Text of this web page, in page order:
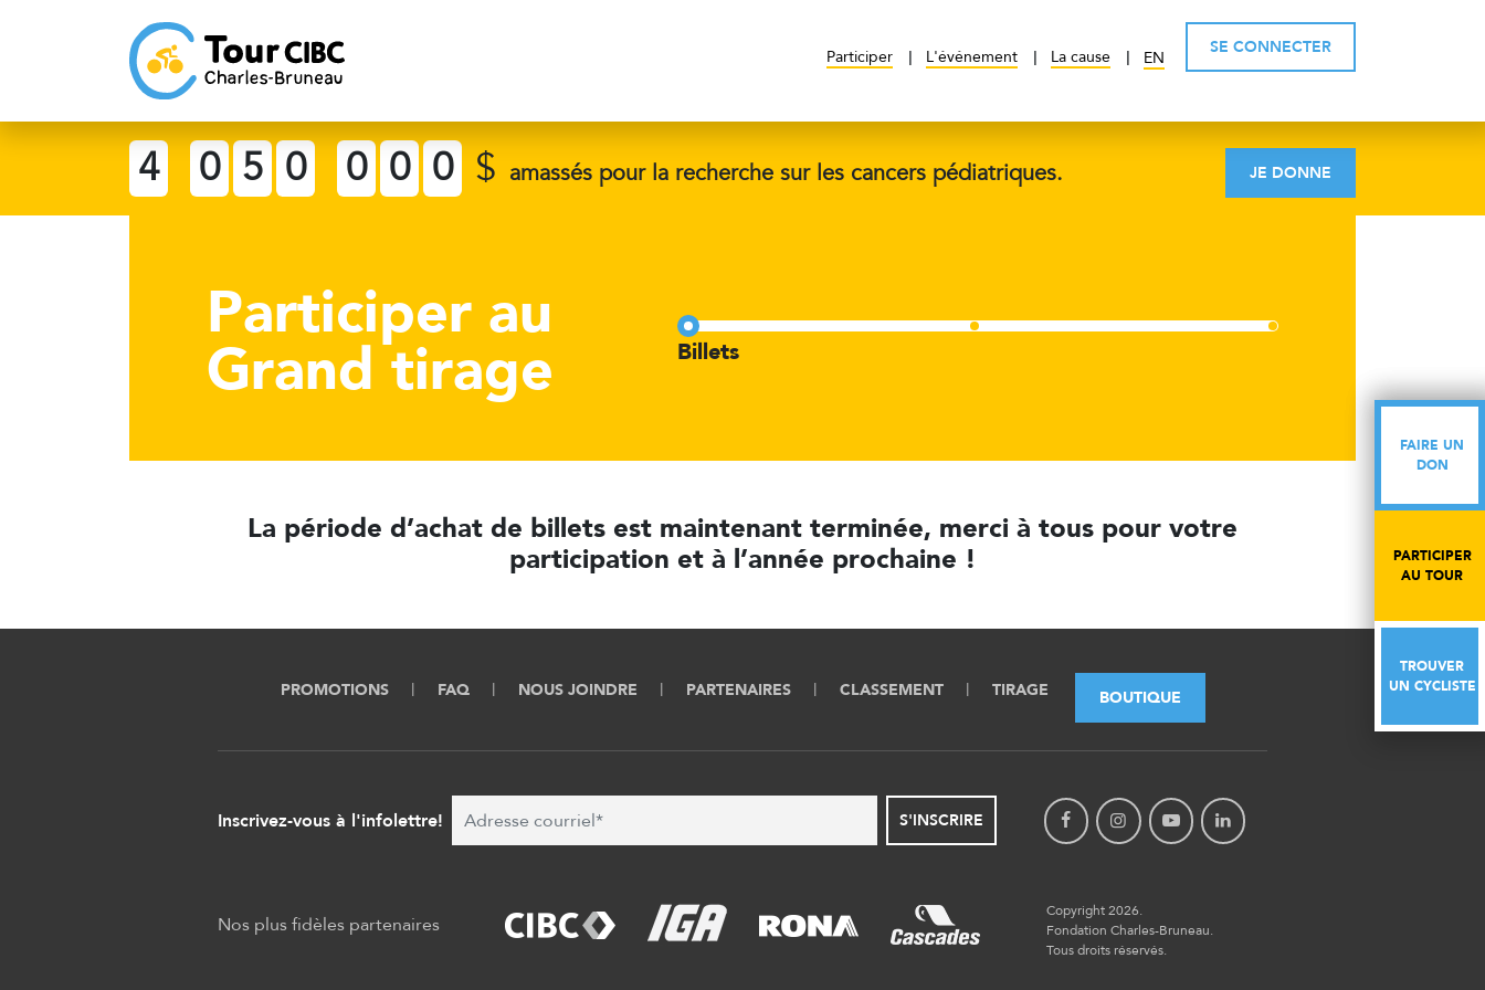
Participer L'événement La cause EN
SE CONNECTER
FAIRE UN
DON
PARTICIPER
AU TOUR
TROUVER
UN CYCLISTE
4 0 5 0 0 0 0 $ amassés pour la recherche sur les cancers pédiatriques. JE DONNE
Participer au
Grand tirage
La période d’achat de billets est maintenant terminée, merci à tous pour votre
participation et à l’année prochaine !
FAIRE UN
DON
PARTICIPER
AU TOUR
TROUVER
UN CYCLISTE
PROMOTIONS FAQ NOUS JOINDRE PARTENAIRES CLASSEMENT TIRAGE BOUTIQUE
Inscrivez-vous à l'infolettre! S'INSCRIRE
Nos plus fidèles partenaires
Copyright 2026.
Fondation Charles-Bruneau.
Tous droits réservés.